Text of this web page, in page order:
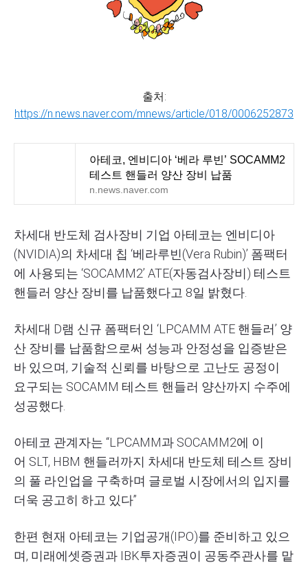
출처:
https://n.news.naver.com/mnews/article/018/0006252873
아테코, 엔비디아 ‘베라 루빈’ SOCAMM2
테스트 핸들러 양산 장비 납품
n.news.naver.com
차세대 반도체 검사장비 기업 아테코는 엔비디아
(NVIDIA)의 차세대 칩 ‘베라루빈(Vera Rubin)’ 폼팩터
에 사용되는 ‘SOCAMM2’ ATE(자동검사장비) 테스트
핸들러 양산 장비를 납품했다고 8일 밝혔다.
차세대 D램 신규 폼팩터인 ‘LPCAMM ATE 핸들러’ 양
산 장비를 납품함으로써 성능과 안정성을 입증받은
바 있으며, 기술적 신뢰를 바탕으로 고난도 공정이
요구되는 SOCAMM 테스트 핸들러 양산까지 수주에
성공했다.
아테코 관계자는 “LPCAMM과 SOCAMM2에 이
어 SLT, HBM 핸들러까지 차세대 반도체 테스트 장비
의 풀 라인업을 구축하며 글로벌 시장에서의 입지를
더욱 공고히 하고 있다”
한편 현재 아테코는 기업공개(IPO)를 준비하고 있으
며, 미래에셋증권과 IBK투자증권이 공동주관사를 맡